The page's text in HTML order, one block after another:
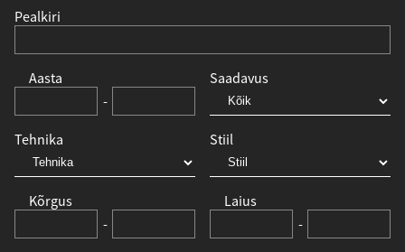
Saadavus
Pealkiri
Kõrgus
-
Laius
-
Tehnika Stiil
Aasta
-